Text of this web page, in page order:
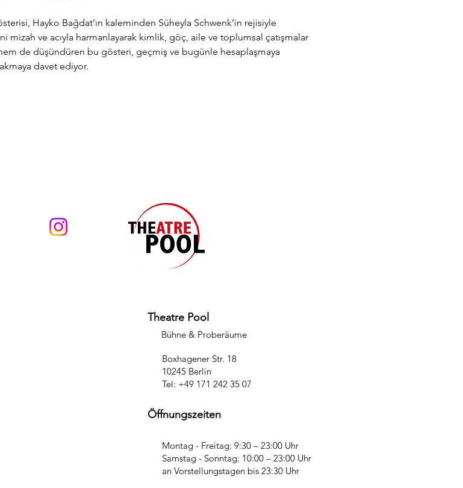
Hayko Bağdat’ın kaleminden Süheyla Schwenk’in rejisiyle
mizah ve acıyla harmanlayarak kimlik, göç, aile ve toplumsal çatışmalar
de düşündüren bu gösteri, geçmiş ve bugünle hesaplaşmaya
davet ediyor.
Theatre Pool
Bühne & Proberäume
Boxhagener Str. 18
10245 Berlin
Tel: +49 171 242 35 07
Öffnungszeiten
Montag - Freitag: 9:30 – 23:00 Uhr
Samstag - Sonntag: 10:00 – 23:00 Uhr
an Vorstellungstagen bis 23:30 Uhr